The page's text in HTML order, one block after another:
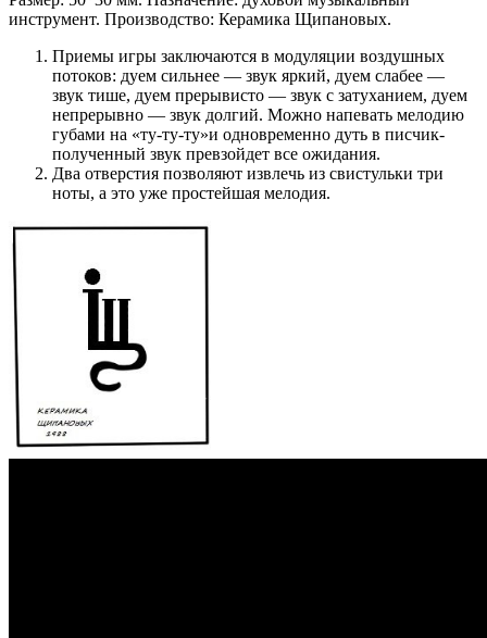
инструмент. Производство: Керамика Щипановых.
Приемы игры заключаются в модуляции воздушных
потоков: дуем сильнее — звук яркий, дуем слабее —
звук тише, дуем прерывисто — звук с затуханием, дуем
непрерывно — звук долгий. Можно напевать мелодию
губами на «ту-ту-ту»и одновременно дуть в писчик-
полученный звук превзойдет все ожидания.
Два отверстия позволяют извлечь из свистульки три
ноты, а это уже простейшая мелодия.